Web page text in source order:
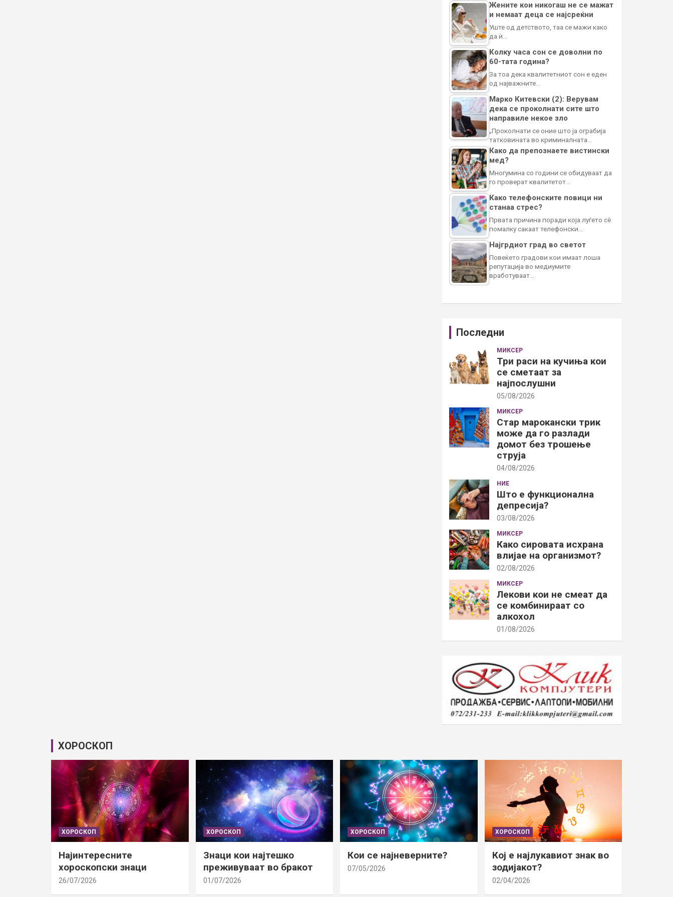
Жените кои никогаш не се мажат
и немаат деца се најсреќни
Уште од детството, таа се мажи како
да ѝ…
Колку часа сон се доволни по
60-тата година?
За тоа дека квалитетниот сон е еден
од најважните…
Марко Китевски (2): Верувам
дека се проколнати сите што
направиле некое зло
„Проколнати се оние што ја ограбија
татковината во криминалната…
Како да препознаете вистински
мед?
Многумина со години се обидуваат да
го проверат квалитетот…
Како телефонските повици ни
станаа стрес?
Првата причина поради која луѓето сè
помалку сакаат телефонски…
Најгрдиот град во светот
Повеќето градови кои имаат лоша
репутација во медиумите
вработуваат…
Последни
МИКСЕР
Три раси на кучиња кои
се сметаат за
најпослушни
05/08/2026
МИКСЕР
Стар марокански трик
може да го разлади
домот без трошење
струја
04/08/2026
НИЕ
Што е функционална
депресија?
03/08/2026
МИКСЕР
Како сировата исхрана
влијае на организмот?
02/08/2026
МИКСЕР
Лекови кои не смеат да
се комбинираат со
алкохол
01/08/2026
ХОРОСКОП
ХОРОСКОП
Најинтересните
хороскопски знаци
26/07/2026
ХОРОСКОП
Знаци кои најтешко
преживуваат во бракот
01/07/2026
ХОРОСКОП
Кои се најневерните?
07/05/2026
ХОРОСКОП
Кој е најлукавиот знак во
зодијакот?
02/04/2026